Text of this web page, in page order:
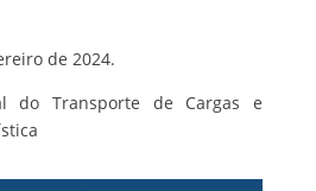
de 2024.
do Transporte de Cargas e